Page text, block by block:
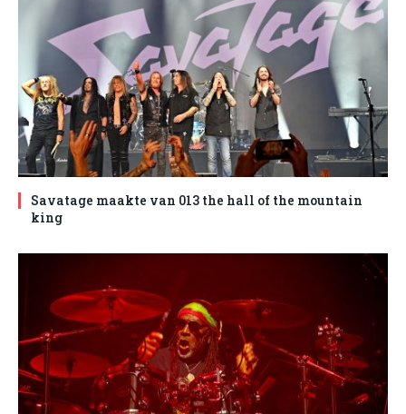
Savatage maakte van 013 the hall of the mountain
king